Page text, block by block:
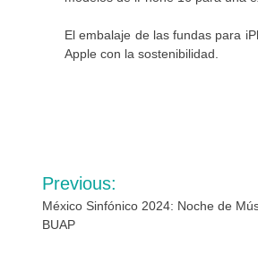
El embalaje de las fundas para
Apple con la sostenibilidad.
Navegación
de
Previous:
México Sinfónico 2024: Noche de
BUAP